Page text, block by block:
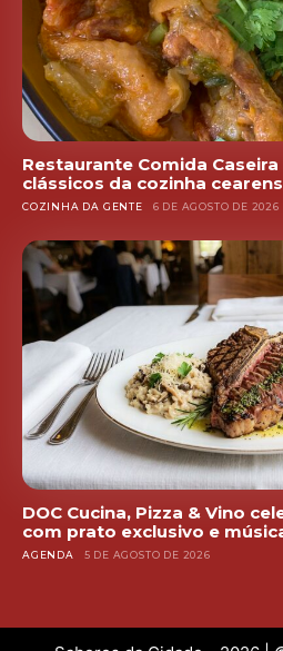
Restaurante Comida
clássicos da cozinha
COZINHA DA GENTE 6 DE AGOSTO DE 2026
DOC Cucina, Pizza & Vino
com prato exclusivo e
AGENDA 5 DE AGOSTO DE 2026